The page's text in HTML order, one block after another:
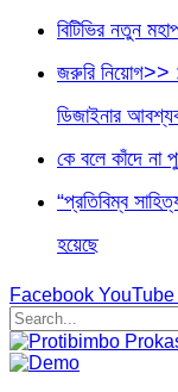
বিটিভির নতুন
জরুরি নিয়োগ>>
ডিজাইনার
কে বলে কাঁদে না
“প্রতিবিম্ব
হয়েছে
Facebook YouTube